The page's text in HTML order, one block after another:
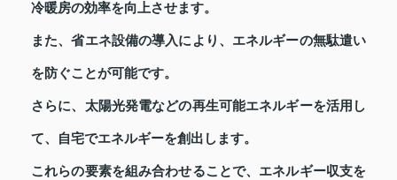
冷暖房の効率を向上させます。
また、省エネ設備の導入により、エネルギーの無駄遣い
を防ぐことが可能です。
さらに、太陽光発電などの再生可能エネルギーを活用し
て、自宅でエネルギーを創出します。
これらの要素を組み合わせることで、エネルギー収支を